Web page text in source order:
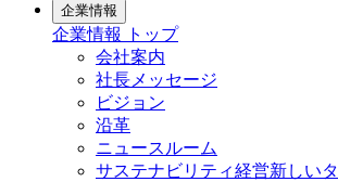
企業情報
企業情報
トップ
会社案内
社長メッセージ
ビジョン
沿革
ニュースルーム
サステナビリティ経営新しい